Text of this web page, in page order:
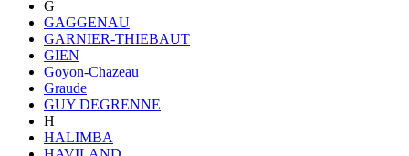
G
GAGGENAU
GARNIER-THIEBAUT
GIEN
Goyon-Chazeau
Graude
GUY DEGRENNE
H
HALIMBA